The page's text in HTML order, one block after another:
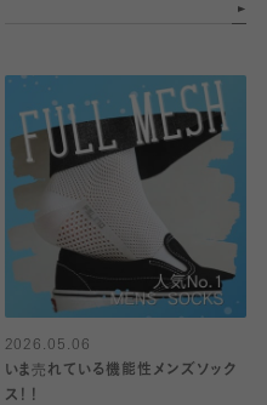
2026.05.06
いま売れている機能性メンズソック
ス！！